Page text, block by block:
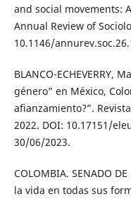
and social movements:
Annual Review of
10.1146/
BLANCO-ECHEVERRY,
género” en México,
afianzamiento?”.
2022. DOI: 10.17151/
30/06/2023.
COLOMBIA. SENADO
la vida en todas sus